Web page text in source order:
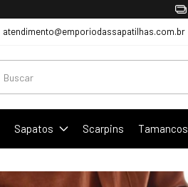
atendimento@emporiodassapatilhas.com.br
Sapatos Scarpins Tamancos